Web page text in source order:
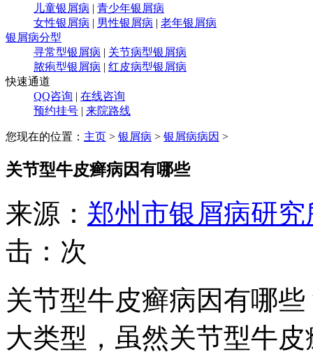
儿童银屑病 | 青少年银屑病
女性银屑病 | 男性银屑病 | 老年银屑病
银屑病分型
寻常型银屑病 | 关节病型银屑病
脓疱型银屑病 | 红皮病型银屑病
快速通道
QQ咨询 | 在线咨询
预约挂号 | 来院路线
您现在的位置： 主页 > 银屑病 > 银屑病病因 >
关节型牛皮癣病因有哪些
来源： 郑州市银屑病研
击： 次
关节型牛皮癣病因有哪
大类型，虽然关节型牛